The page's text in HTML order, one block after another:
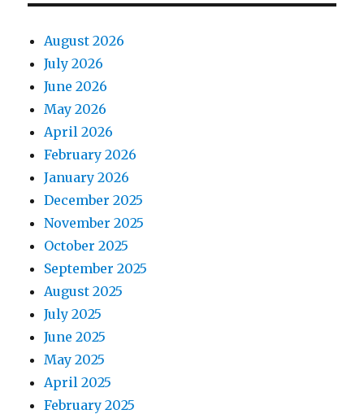
August 2026
July 2026
June 2026
May 2026
April 2026
February 2026
January 2026
December 2025
November 2025
October 2025
September 2025
August 2025
July 2025
June 2025
May 2025
April 2025
February 2025